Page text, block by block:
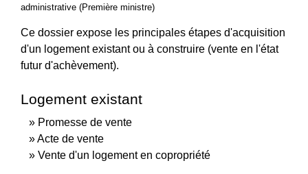
administrative (Première ministre)
Ce dossier expose les principales étapes d'acquisition
d'un logement existant ou à construire (vente en l'état
futur d'achèvement).
Logement existant
Promesse de vente
Acte de vente
Vente d'un logement en copropriété